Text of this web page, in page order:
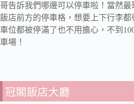
哥告訴我們哪邊可以停車啦！當然
飯店前方的停車格，想要上下行李
車位都被停滿了也不用擔心，不到
車場！
冠閣飯店大廳